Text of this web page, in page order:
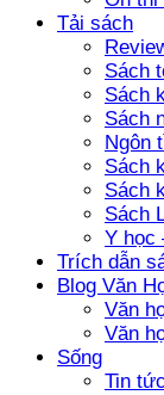
Tải sách
Sách
Sách
Sách
Ngôn
Sách
Sách
Sách
Y học
Trích dẫn
Blog Văn
Văn
Văn
Sống
Tin tức